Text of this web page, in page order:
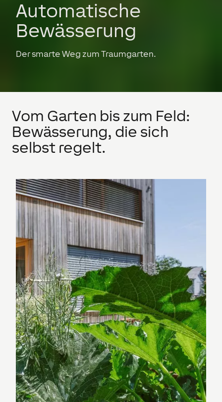
Automatische
Bewässerung
Der smarte Weg zum Traumgarten.
Vom Garten bis zum Feld:
Bewässerung, die sich
selbst regelt.